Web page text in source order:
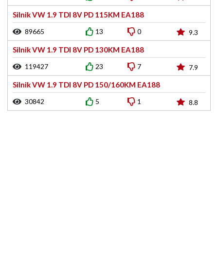
Silnik VW 1.9 TDI 8V PD 115KM EA188
89665 13 0 9.3
Silnik VW 1.9 TDI 8V PD 130KM EA188
119427 23 7 7.9
Silnik VW 1.9 TDI 8V PD 150/160KM EA188
30842 5 1 8.8